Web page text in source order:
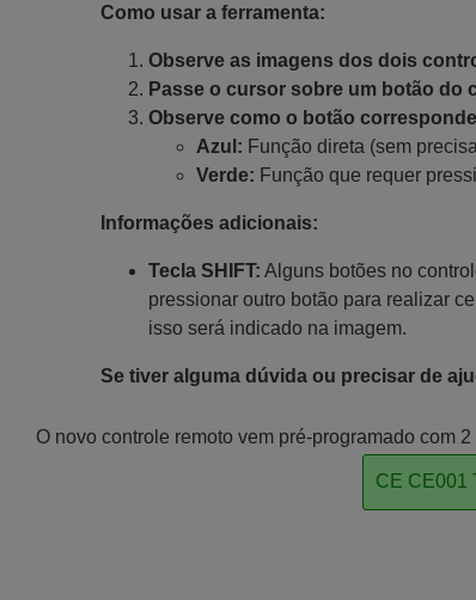
Como usar a ferramenta:
Observe as imagens dos dois
Passe o cursor sobre um botão do
Observe como o botão
Azul: Função direta (sem
Verde: Função que requer
Informações adicionais:
Tecla SHIFT: Alguns botões no
pressionar outro botão para realizar
isso será indicado na imagem.
Se tiver alguma dúvida ou precisar de
O novo controle remoto vem pré-programado com
CE CE001